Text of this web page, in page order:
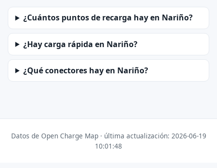
¿Cuántos puntos de recarga hay en Nariño?
¿Hay carga rápida en Nariño?
¿Qué conectores hay en Nariño?
Datos de Open Charge Map · última actualización: 2026-06-19
10:01:48